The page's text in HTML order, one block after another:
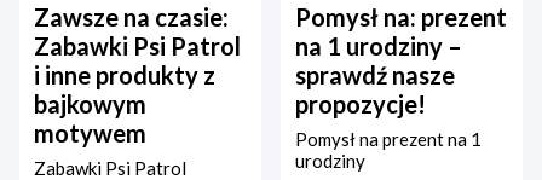
Zawsze na czasie:
Zabawki Psi Patrol
i inne produkty z
bajkowym
motywem
Zabawki Psi Patrol
Pomysł na: prezent
na 1 urodziny –
sprawdź nasze
propozycje!
Pomysł na prezent na 1
urodziny